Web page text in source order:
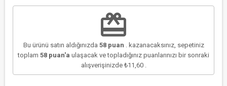
redeem
Bu ürünü satın aldığınızda 58puan . kazanacaksınız, sepetiniz
toplam 58 puan'a ulaşacak ve topladığınız puanlarınızı bir sonraki
alışverişinizde ₺11,60.